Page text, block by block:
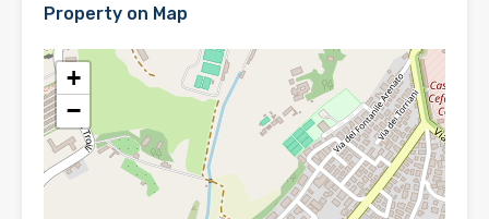
Property on Map
+
−